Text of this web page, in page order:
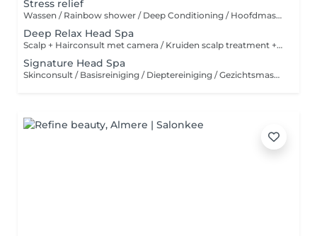
Stress relief
Wassen / Rainbow shower / Deep Conditioning / Hoofdmassage + Edelstenen
Deep Relax Head Spa
Scalp + Hairconsult met camera / Kruiden scalp treatment + Spa Mist / Wassen / Rainbow shower / Deep conditioning / Hoofd, Schouder + Nek massage + Edelstenen
Signature Head Spa
Skinconsult / Basisreiniging / Dieptereiniging / Gezichtsmassage / Dag of nachtverzorging Scalp + Hairconsult met camera / Kruiden scalp treatment + Spa Mist / Wassen / Rainbow shower / Deep conditioning / Hoofd, Schouder + Nek massage + Edelstenen